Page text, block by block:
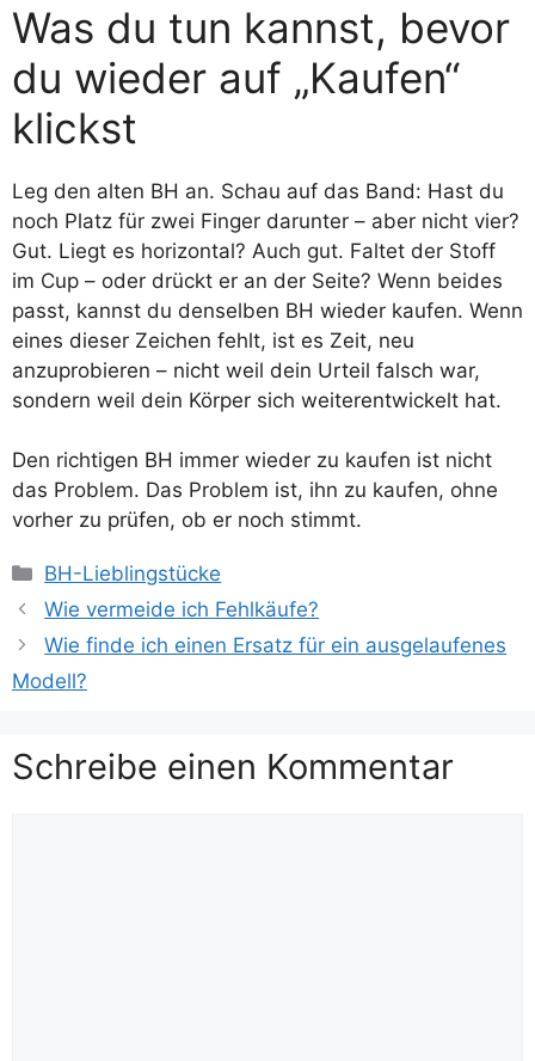
Was du tun kannst, bevor
du wieder auf „Kaufen“
klickst
Leg den alten BH an. Schau auf das Band: Hast du
noch Platz für zwei Finger darunter – aber nicht vier?
Gut. Liegt es horizontal? Auch gut. Faltet der Stoff
im Cup – oder drückt er an der Seite? Wenn beides
passt, kannst du denselben BH wieder kaufen. Wenn
eines dieser Zeichen fehlt, ist es Zeit, neu
anzuprobieren – nicht weil dein Urteil falsch war,
sondern weil dein Körper sich weiterentwickelt hat.
Den richtigen BH immer wieder zu kaufen ist nicht
das Problem. Das Problem ist, ihn zu kaufen, ohne
vorher zu prüfen, ob er noch stimmt.
Kategorien
BH-Lieblingstücke
Wie vermeide ich Fehlkäufe?
Wie finde ich einen Ersatz für ein ausgelaufenes
Modell?
Schreibe einen Kommentar